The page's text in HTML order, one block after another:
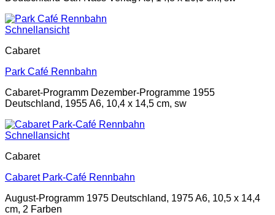
Schnellansicht
Cabaret
Park Café Rennbahn
Cabaret-Programm Dezember-Programme 1955
Deutschland, 1955 A6, 10,4 x 14,5 cm, sw
Schnellansicht
Cabaret
Cabaret Park-Café Rennbahn
August-Programm 1975 Deutschland, 1975 A6, 10,5 x 14,4
cm, 2 Farben